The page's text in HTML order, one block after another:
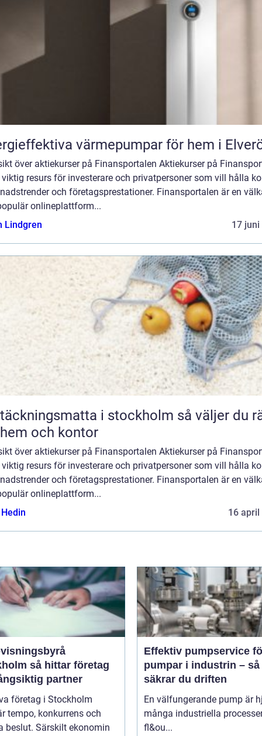
värmepumpar för hem i
över aktiekurser på Finansportalen Aktiekurser på
viktig resurs för investerare och privatpersoner som vill hålla
och företagsprestationer. Finansportalen är en
onlineplattform...
Lindgren
17 juni
i stockholm så väljer du rätt
och kontor
över aktiekurser på Finansportalen Aktiekurser på
viktig resurs för investerare och privatpersoner som vill hålla
och företagsprestationer. Finansportalen är en
onlineplattform...
16 april
företag
partner
företag i Stockholm
tempo, konkurrens och
beslut. Särskilt ekonomin
Effektiv pumpservice
pumpar i industrin – så
säkrar du driften
En välfungerande pump är
många industriella
fl&ou...